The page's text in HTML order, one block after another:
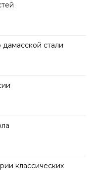
стали
классических